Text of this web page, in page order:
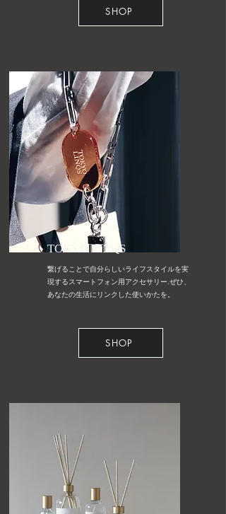
SHOP
TOKYO LINQS
繋げることで自分らしいライフスタイルを実
現するスマートフォン用アクセサリー.ぜひ、
あなたの生活にリンクした使いかたを。
SHOP